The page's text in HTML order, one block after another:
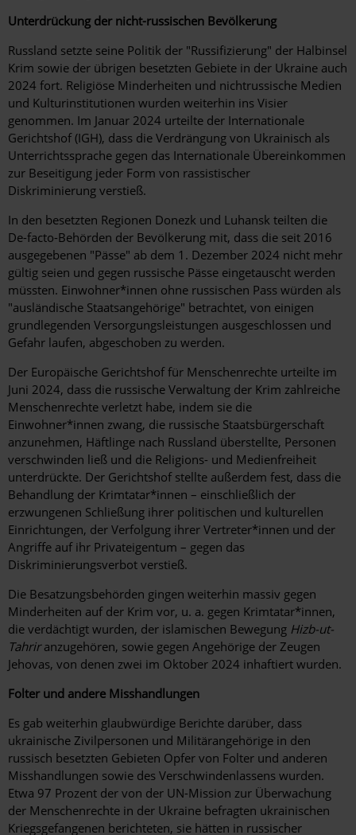
Unterdrückung der nicht-russischen Bevölkerung
Russland setzte seine Politik der "Russifizierung" der Halbinsel
Krim sowie der übrigen besetzten Gebiete in der Ukraine auch
2024 fort. Religiöse Minderheiten und nichtrussische Medien
und Kulturinstitutionen wurden weiterhin ins Visier
genommen. Im Januar 2024 urteilte der Internationale
Gerichtshof (IGH), dass die Verdrängung von Ukrainisch als
Unterrichtssprache gegen das Internationale Übereinkommen
zur Beseitigung jeder Form von rassistischer
Diskriminierung verstieß.
In den besetzten Regionen Donezk und Luhansk teilten die
De-facto-Behörden der Bevölkerung mit, dass die seit 2016
ausgegebenen "Pässe" ab dem 1. Dezember 2024 nicht mehr
gültig seien und gegen russische Pässe eingetauscht werden
müssten. Einwohner*innen ohne russischen Pass würden als
"ausländische Staatsangehörige" betrachtet, von einigen
grundlegenden Versorgungsleistungen ausgeschlossen und
Gefahr laufen, abgeschoben zu werden.
Der Europäische Gerichtshof für Menschenrechte urteilte im
Juni 2024, dass die russische Verwaltung der Krim zahlreiche
Menschenrechte verletzt habe, indem sie die
Einwohner*innen zwang, die russische Staatsbürgerschaft
anzunehmen, Häftlinge nach Russland überstellte, Personen
verschwinden ließ und die Religions- und Medienfreiheit
unterdrückte. Der Gerichtshof stellte außerdem fest, dass die
Behandlung der Krimtatar*innen – einschließlich der
erzwungenen Schließung ihrer politischen und kulturellen
Einrichtungen, der Verfolgung ihrer Vertreter*innen und der
Angriffe auf ihr Privateigentum – gegen das
Diskriminierungsverbot verstieß.
Die Besatzungsbehörden gingen weiterhin massiv gegen
Minderheiten auf der Krim vor, u. a. gegen Krimtatar*innen,
die verdächtigt wurden, der islamischen Bewegung Hizb-ut-
Tahriranzugehören, sowie gegen Angehörige der Zeugen
Jehovas, von denen zwei im Oktober 2024 inhaftiert wurden.
Folter und andere Misshandlungen
Es gab weiterhin glaubwürdige Berichte darüber, dass
ukrainische Zivilpersonen und Militärangehörige in den
russisch besetzten Gebieten Opfer von Folter und anderen
Misshandlungen sowie des Verschwindenlassens wurden.
Etwa 97 Prozent der von der UN-Mission zur Überwachung
der Menschenrechte in der Ukraine befragten ukrainischen
Kriegsgefangenen berichteten, sie hätten in russischer